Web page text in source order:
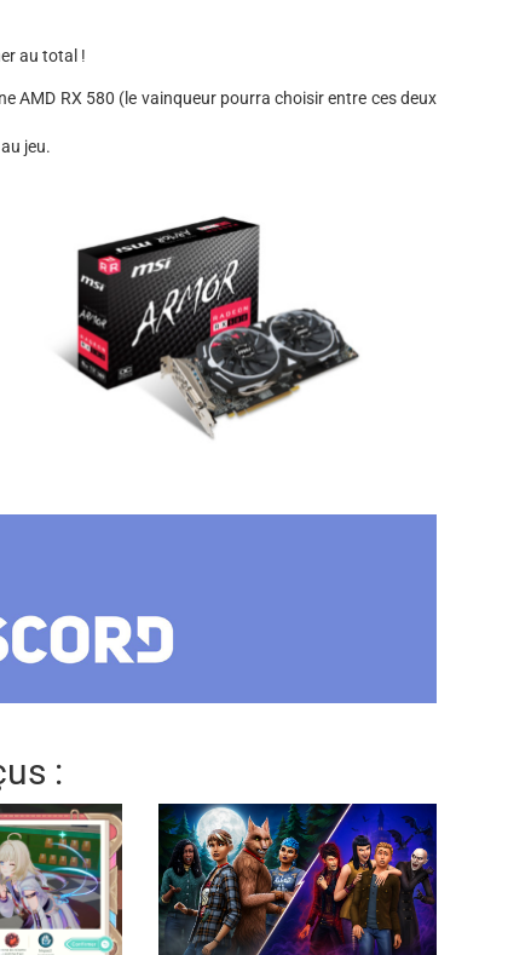
au total !
AMD RX 580 (le vainqueur pourra choisir entre ces deux
jeu.
: